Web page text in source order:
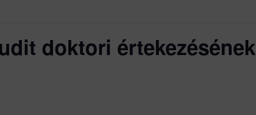
doktori értekezésének